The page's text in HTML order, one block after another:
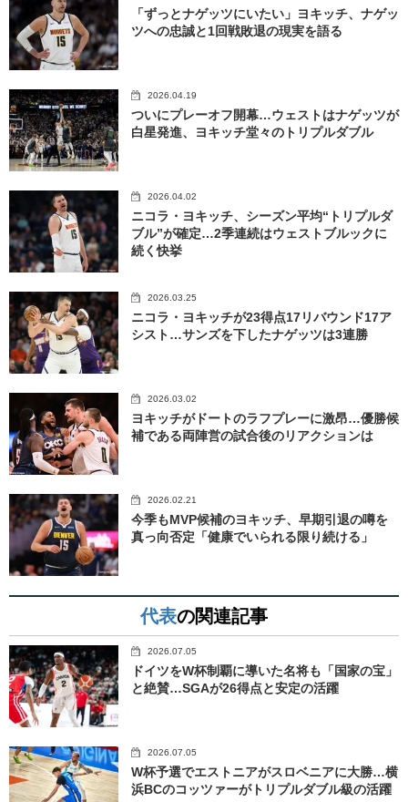
「ずっとナゲッツにいたい」ヨキッチ、ナゲッ
ツへの忠誠と1回戦敗退の現実を語る
2026.04.19
ついにプレーオフ開幕…ウェストはナゲッツが
白星発進、ヨキッチ堂々のトリプルダブル
2026.04.02
ニコラ・ヨキッチ、シーズン平均“トリプルダ
ブル”が確定…2季連続はウェストブルックに
続く快挙
2026.03.25
ニコラ・ヨキッチが23得点17リバウンド17ア
シスト…サンズを下したナゲッツは3連勝
2026.03.02
ヨキッチがドートのラフプレーに激昂…優勝候
補である両陣営の試合後のリアクションは
2026.02.21
今季もMVP候補のヨキッチ、早期引退の噂を
真っ向否定「健康でいられる限り続ける」
代表の関連記事
2026.07.05
ドイツをW杯制覇に導いた名将も「国家の宝」
と絶賛…SGAが26得点と安定の活躍
2026.07.05
W杯予選でエストニアがスロベニアに大勝…横
浜BCのコッツァーがトリプルダブル級の活躍